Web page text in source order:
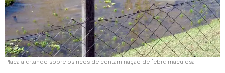
Placa alertando sobre os ricos de contaminação de febre maculosa